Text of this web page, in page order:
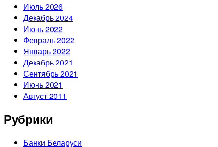
Июль 2026
Декабрь 2024
Июнь 2022
Февраль 2022
Январь 2022
Декабрь 2021
Сентябрь 2021
Июнь 2021
Август 2011
Рубрики
Банки Беларуси